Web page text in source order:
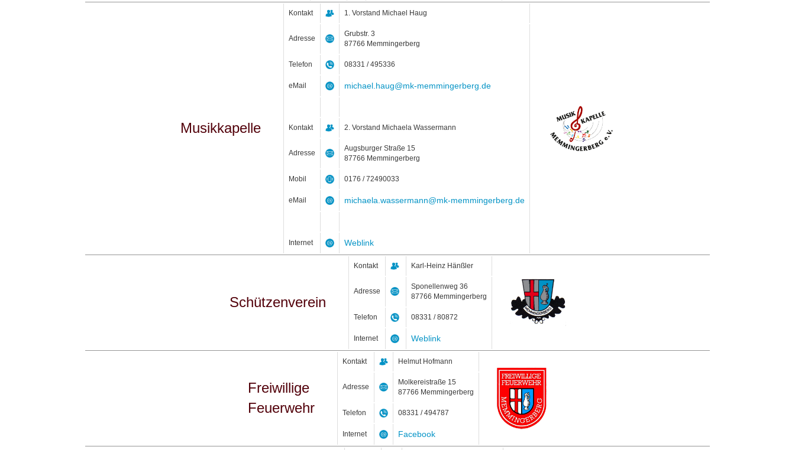
Musikkapelle
Kontakt 1. Vorstand Michael Haug
Adresse
Grubstr. 3
87766 Memmingerberg
Telefon 08331 / 495336
eMail michael.haug@mk-memmingerberg.de
Kontakt 2. Vorstand Michaela Wassermann
Adresse
Augsburger Straße 15
87766 Memmingerberg
Mobil 0176 / 72490033
eMail michaela.wassermann@mk-memmingerberg.de
Internet Weblink
Schützenverein
Kontakt Karl-Heinz Hänßler
Adresse
Sponellenweg 36
87766 Memmingerberg
Telefon 08331 / 80872
Internet Weblink
Freiwillige
Feuerwehr
Kontakt Helmut Hofmann
Adresse
Molkereistraße 15
87766 Memmingerberg
Telefon 08331 / 494787
Internet Facebook